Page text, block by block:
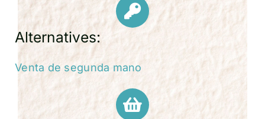
Alternatives:
Venta de segunda mano